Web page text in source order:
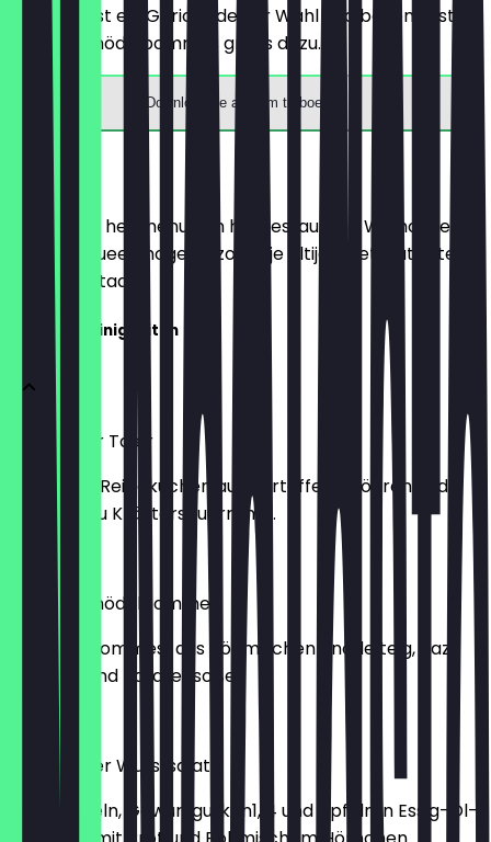
Du bestellst ein Gericht deiner Wahl und bekommst
Wenzel-Knödelpommes gratis dazu.
Download de app om te boeken
Menu
Hier vind je het menu van het restaurant. We houden
het zo actueel mogelijk, zodat je altijd weet wat je te
wachten staat.
Leckere Kleinigkeiten
Karlsbader Taler
Herzhafte Reibekuchen aus Kartoffeln, Möhren und
Lauch, dazu Kräutersauerrahm.
€ 11,92
Wenzel-Knödelpommes
Leckere „Pommes" aus Böhmischen Knödelteig, dazu
Ketchup und Tatarensoße
€ 5,94
Böhmischer Wurstsalat
mit Zwiebeln, Gewürzgurken1, 4 und Äpfeln in Essig-Öl-